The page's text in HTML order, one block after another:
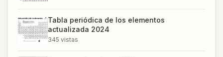
Tabla periódica de los elementos
actualizada 2024
345 vistas